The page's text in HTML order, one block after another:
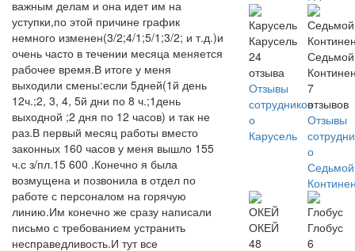
важным делам и она идет им на
уступки,по этой причине график
немного изменен(3/2;4/1;5/1;3/2; и т.д.)и
очень часто в течении месяца меняется
рабочее время.В итоге у меня
выходили смены:если 5дней(1й день
12ч.;2, 3, 4, 5й дни по 8 ч.;1день
выходной ;2 дня по 12 часов) и так не
раз.В первый месяц работы вместо
законных 160 часов у меня вышло 155
ч.с з/пл.15 600 .Конечно я была
возмущена и позвонила в отдел по
работе с персоналом на горячую
линию.Им конечно же сразу написали
письмо с требованием устранить
несправедливость.И тут все
Карусель
24
отзыва
Отзывы
сотрудников
о
Карусель
Седьмой
7
отзывов
Отзывы
о
Седьмой
ОКЕЙ
48
Глобус
6